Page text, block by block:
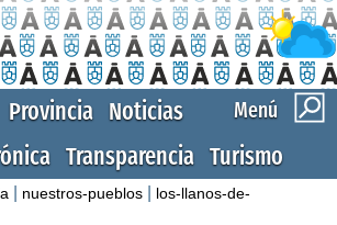
Menú
Provincia Noticias
Transparencia Turismo
nuestros-pueblos
los-llanos-de-